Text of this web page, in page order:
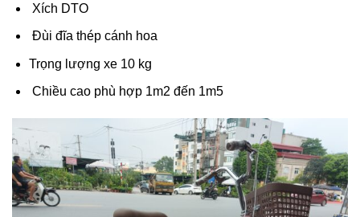
Xích DTO
Đùi đĩa thép cánh hoa
Trọng lượng xe 10 kg
Chiều cao phù hợp 1m2 đến 1m5